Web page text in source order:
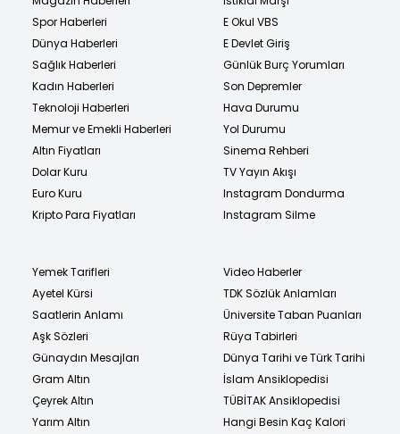
Spor Haberleri
Dünya Haberleri
Sağlık Haberleri
Kadın Haberleri
Teknoloji Haberleri
Memur ve Emekli Haberleri
Altın Fiyatları
Dolar Kuru
Euro Kuru
Kripto Para Fiyatları
E Okul VBS
E Devlet Giriş
Günlük Burç Yorumları
Son Depremler
Hava Durumu
Yol Durumu
Sinema Rehberi
TV Yayın Akışı
Instagram Dondurma
Instagram Silme
Yemek Tarifleri
Ayetel Kürsi
Saatlerin Anlamı
Aşk Sözleri
Günaydın Mesajları
Gram Altın
Çeyrek Altın
Yarım Altın
Video Haberler
TDK Sözlük Anlamları
Üniversite Taban Puanları
Rüya Tabirleri
Dünya Tarihi ve Türk Tarihi
İslam Ansiklopedisi
TÜBİTAK Ansiklopedisi
Hangi Besin Kaç Kalori